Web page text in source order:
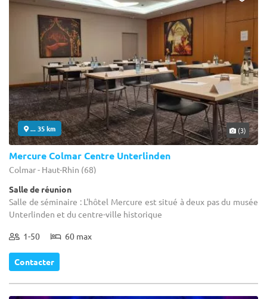
... 35 km (3)
Mercure Colmar Centre Unterlinden
Colmar - Haut-Rhin (68)
Salle de réunion
Salle de séminaire : L'hôtel Mercure est situé à deux pas du musée
Unterlinden et du centre-ville historique
1-50 60 max
Contacter